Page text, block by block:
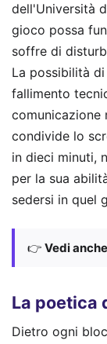
dell'Università
gioco possa
soffre di
La possibilità
fallimento
comunicazione
condivide lo
in dieci minuti,
per la sua
sedersi in quel
👉 Vedi
La poetica
Dietro ogni